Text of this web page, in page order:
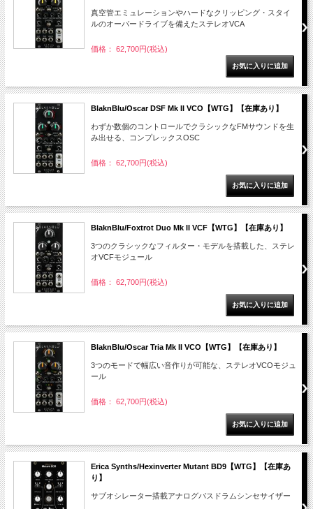
真空管エミュレーションやハードなクリッピング・スタイ
ルのオーバードライブを備えたステレオVCA
価格： 62,700円(税込)
BlaknBlu/Oscar DSF Mk II VCO【WTG】【在庫あり】
わずか数個のコントロールでクラシックなFMサウンドを生
み出せる、コンプレックスOSC
価格： 62,700円(税込)
BlaknBlu/Foxtrot Duo Mk II VCF【WTG】【在庫あり】
3つのクラシックなフィルター・モデルを搭載した、ステレ
オVCFモジュール
価格： 62,700円(税込)
BlaknBlu/Oscar Tria Mk II VCO【WTG】【在庫あり】
3つのモードで幅広い音作りが可能な、ステレオVCOモジュ
ール
価格： 62,700円(税込)
Erica Synths/Hexinverter Mutant BD9【WTG】【在庫あ
り】
サブオシレーター搭載アナログバスドラムシンセサイザー